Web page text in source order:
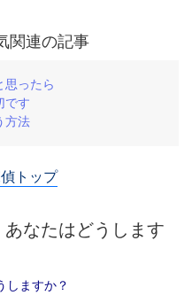
関連の記事
思ったら
です
方法
トップ
なたはどうします
しますか？